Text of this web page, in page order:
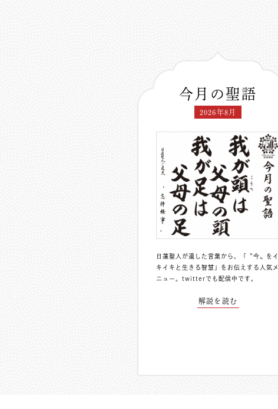
今月の聖語
2026年8月
日蓮聖人が遺した言葉から、「〝今〟をイ
キイキと生きる智慧」をお伝えする人気メ
ニュー。 twitterでも配信中 です。
解説を読む